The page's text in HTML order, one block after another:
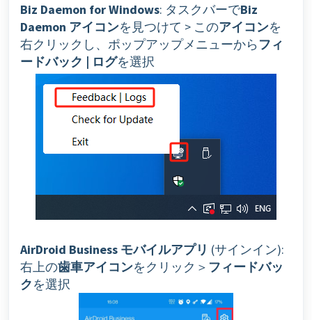
Biz Daemon for Windows: タスクバーでBiz
Daemon アイコンを見つけて > このアイコンを
右クリックし、ポップアップメニューから フィ
ードバック | ログを選択
AirDroid Business モバイルアプリ (サインイン):
右上の歯車アイコンをクリック＞ フィードバッ
クを選択